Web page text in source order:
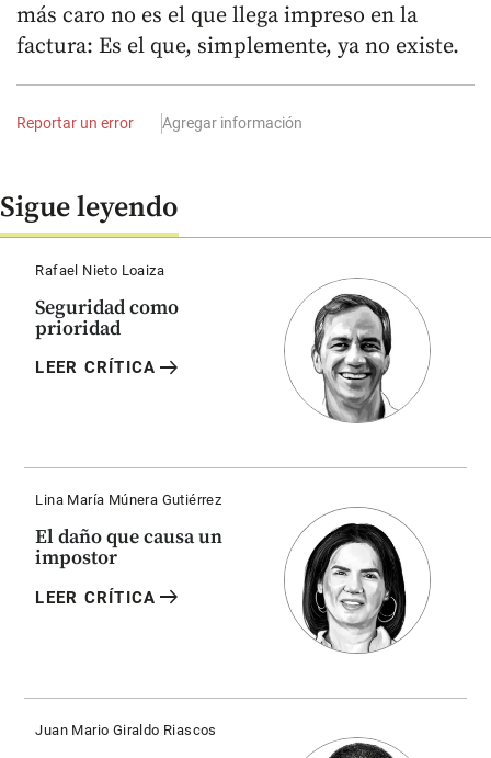
más caro no es el que llega impreso en la
factura: Es el que, simplemente, ya no existe.
Reportar un error Agregar información
Sigue leyendo
Rafael Nieto Loaiza
Seguridad como
prioridad
LEER CRÍTICA arrow_right_alt
Lina María Múnera Gutiérrez
El daño que causa un
impostor
LEER CRÍTICA arrow_right_alt
Juan Mario Giraldo Riascos